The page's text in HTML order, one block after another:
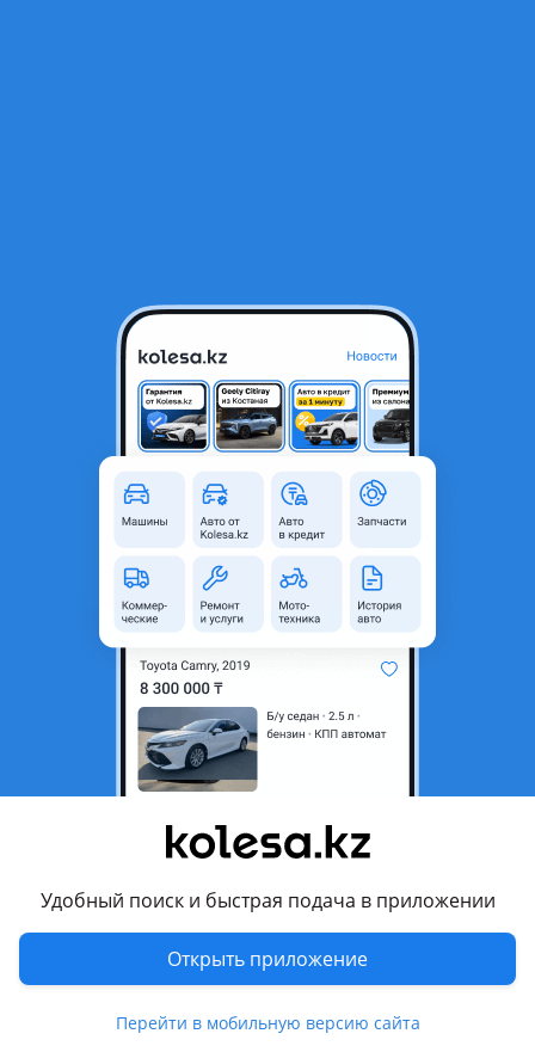
Удобный поиск и быстрая подача в приложении
Открыть приложение
Перейти в мобильную версию сайта
Алматы, Алматинская
область
Новая
Код запчасти
3928923189
Подходит на авто
Lexus LX 600
2014 - 2017 1 поколение (Z1), 2017 - н.в. 1 поколение
Показать больше
Комментарий продавца